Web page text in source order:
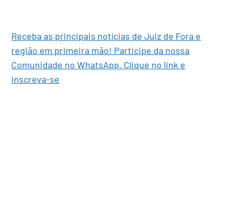
Receba as principais notícias de Juiz de Fora e
região em primeira mão! Participe da nossa
Comunidade no WhatsApp. Clique no link e
inscreva-se